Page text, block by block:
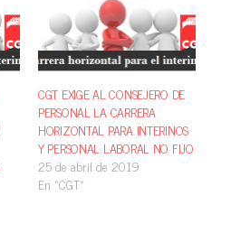
CGT EXIGE AL CONSEJERO DE
PERSONAL LA CARRERA
HORIZONTAL PARA INTERINOS
Y PERSONAL LABORAL NO FIJO
25 de abril de 2019
En «CGT»